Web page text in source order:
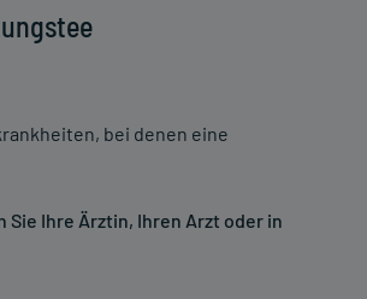
bei denen eine
Ihre Ärztin, Ihren Arzt oder in